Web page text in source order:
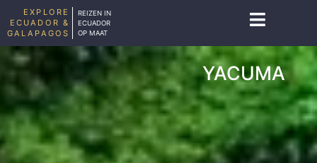
EXPLORE
ECUADOR &
GALAPAGOS
REIZEN IN
ECUADOR
OP MAAT
YACUMA